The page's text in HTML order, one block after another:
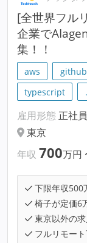
[全世界フル
企業で
集！！
aws github
typescript
雇用形態 正社員
東京
年収 700万円
下限年収500
椅子が定価6
東京以外の求
フルリモー